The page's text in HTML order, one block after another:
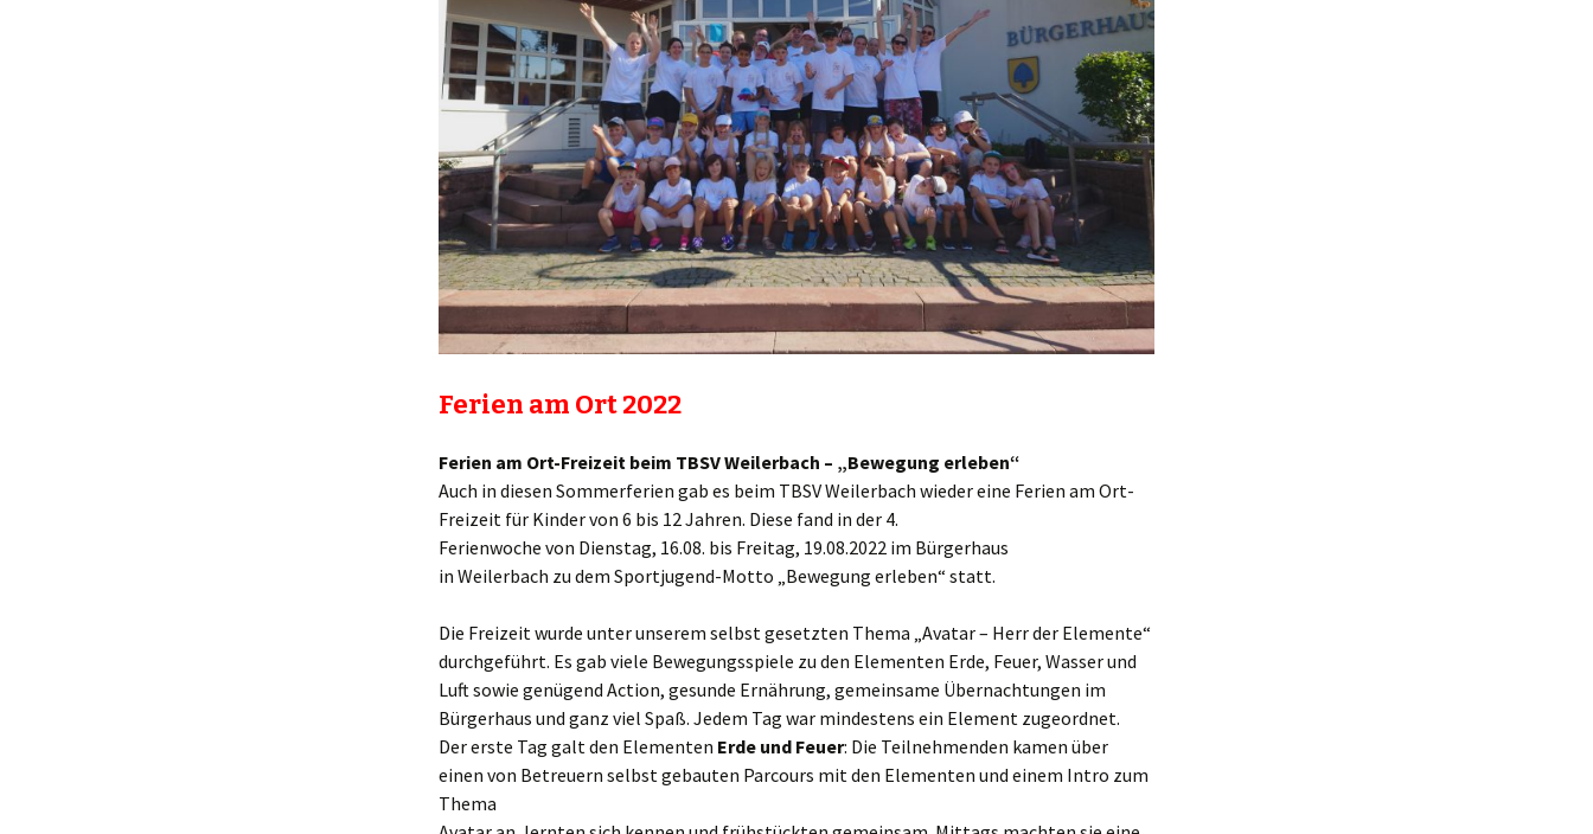
Ferien am Ort 2022
Ferien am Ort-Freizeit beim TBSV Weilerbach – „Bewegung erleben“
Auch in diesen Sommerferien gab es beim TBSV Weilerbach wieder eine Ferien am Ort-
Freizeit für Kinder von 6 bis 12 Jahren. Diese fand in der 4.
Ferienwoche von Dienstag, 16.08. bis Freitag, 19.08.2022 im Bürgerhaus
in Weilerbach zu dem Sportjugend-Motto „Bewegung erleben“ statt.
Die Freizeit wurde unter unserem selbst gesetzten Thema „Avatar – Herr der Elemente“
durchgeführt. Es gab viele Bewegungsspiele zu den Elementen Erde, Feuer, Wasser und
Luft sowie genügend Action, gesunde Ernährung, gemeinsame Übernachtungen im
Bürgerhaus und ganz viel Spaß. Jedem Tag war mindestens ein Element zugeordnet.
Der erste Tag galt den Elementen Erde und Feuer: Die Teilnehmenden kamen über
einen von Betreuern selbst gebauten Parcours mit den Elementen und einem Intro zum
Thema